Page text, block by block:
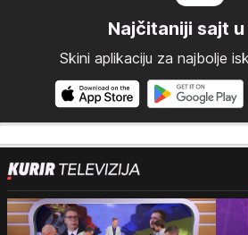
Najčitaniji sajt u
Skini aplikaciju za najbolje